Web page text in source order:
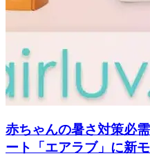
赤ちゃんの暑さ対策必
ート「エアラブ」に新